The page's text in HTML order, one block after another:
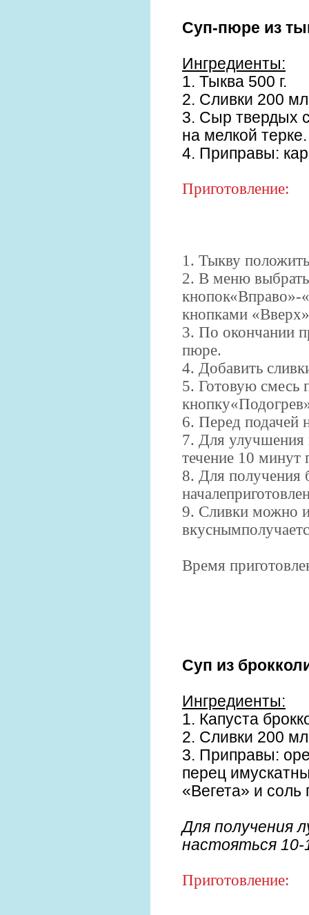
Суп-пюре из
Ингредиенты:
1. Тыква 500 г.
2. Сливки 200
3. Сыр твердых
на мелкой терке.
4. Приправы:
Приготовление:
1. Тыкву
2. В меню
кнопок«Вправо»-
кнопками
3. По окончании
пюре.
4. Добавить
5. Готовую смесь
6. Перед подачей
7. Для улучшения
течение 10 минут
8. Для получения
9. Сливки можно
Время
Суп из
Ингредиенты:
1. Капуста
2. Сливки 200
3. Приправы:
перец
«Вегета» и соль
Для получения
настояться 10-
Приготовление: